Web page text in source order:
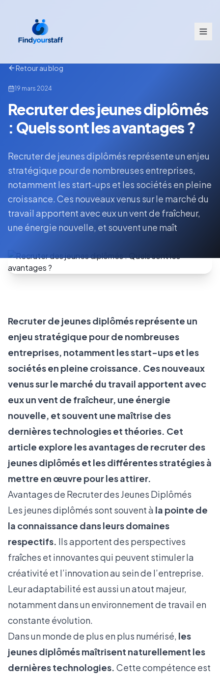
Retour au blog
19 mars 2024
Recruter des jeunes diplômés
: Quels sont les avantages ?
Recruter de jeunes diplômés représente un enjeu
stratégique pour de nombreuses entreprises,
notamment les start-ups et les sociétés en pleine
croissance. Ces nouveaux venus sur le marché du
travail apportent avec eux un vent de fraîcheur,
une énergie nouvelle, et souvent une maît
Recruter de jeunes diplômés représente un
enjeu stratégique pour de nombreuses
entreprises, notamment les start-ups et les
sociétés en pleine croissance. Ces nouveaux
venus sur le marché du travail apportent avec
eux un vent de fraîcheur, une énergie
nouvelle, et souvent une maîtrise des
dernières technologies et théories. Cet
article explore les avantages de recruter des
jeunes diplômés et les différentes stratégies à
mettre en œuvre pour les attirer.
Avantages de Recruter des Jeunes Diplômés
Les jeunes diplômés sont souvent à la pointe de
la connaissance dans leurs domaines
respectifs. Ils apportent des perspectives
fraîches et innovantes qui peuvent stimuler la
créativité et l’innovation au sein de l’entreprise.
Leur adaptabilité est aussi un atout majeur,
notamment dansun environnement de travail en
constante évolution.
Dans un monde de plus en plus numérisé, les
jeunes diplômés maîtrisent naturellement les
dernières technologies. Cette compétence est